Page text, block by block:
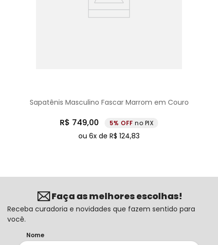
Sapatênis Masculino Fascar Marrom em Couro
R$ 749,00 5% no PIX
ou 6x de R$ 124,83
Faça as melhores escolhas!
Receba curadoria e novidades que fazem sentido para
você.
Nome